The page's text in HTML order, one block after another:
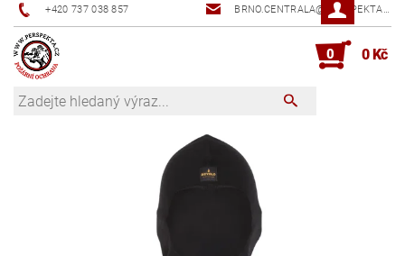
+420 737 038 857 BRNO.CENTRALA@PERSPEKTA.CZ
0 0 Kč